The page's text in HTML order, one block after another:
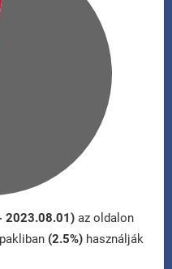
2023.08.01) az oldalon
pakliban (2.5%) használják